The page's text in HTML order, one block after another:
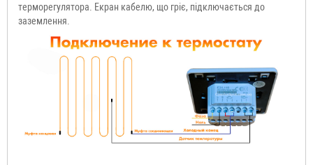
терморегулятора. Екран кабелю, що гріє, підключається до
заземлення.